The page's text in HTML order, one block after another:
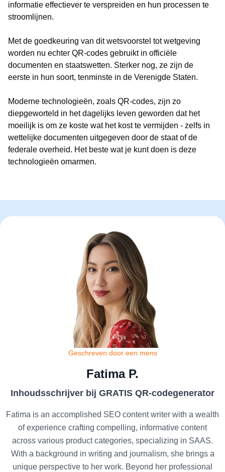
informatie effectiever te verspreiden en hun processen te
stroomlijnen.
Met de goedkeuring van dit wetsvoorstel tot wetgeving
worden nu echter QR-codes gebruikt in officiële
documenten en staatswetten. Sterker nog, ze zijn de
eerste in hun soort, tenminste in de Verenigde Staten.
Moderne technologieën, zoals QR-codes, zijn zo
diepgeworteld in het dagelijks leven geworden dat het
moeilijk is om ze koste wat het kost te vermijden - zelfs in
wettelijke documenten uitgegeven door de staat of de
federale overheid. Het beste wat je kunt doen is deze
technologieën omarmen.
Geschreven door een mens
Fatima P.
Inhoudsschrijver bij GRATIS QR-codegenerator
Fatima is an accomplished SEO content writer with a wealth
of experience crafting compelling, informative content
across various product categories, specializing in SAAS.
With a background in writing and journalism, she brings a
unique perspective to her work. Beyond her professional